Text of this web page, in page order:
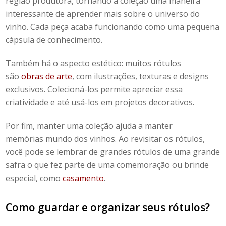
interessante de aprender mais sobre o universo do
vinho. Cada peça acaba funcionando como uma pequena
cápsula de conhecimento.
Também há o aspecto estético: muitos rótulos
sãoobras de arte, com ilustrações, texturas e designs
exclusivos. Colecioná-los permite apreciar essa
criatividade e até usá-los em projetos decorativos.
Por fim, manter uma coleção ajuda a manter
memórias mundo dos vinhos. Ao revisitar os rótulos,
você pode se lembrar de grandes rótulos de uma grande
safra o que fez parte de uma comemoração ou brinde
especial, comocasamento.
Como guardar e organizar seus rótulos?